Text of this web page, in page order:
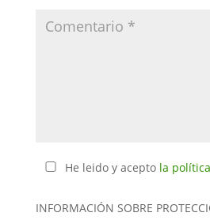
He leido y acepto la
INFORMACIÓN SOBRE